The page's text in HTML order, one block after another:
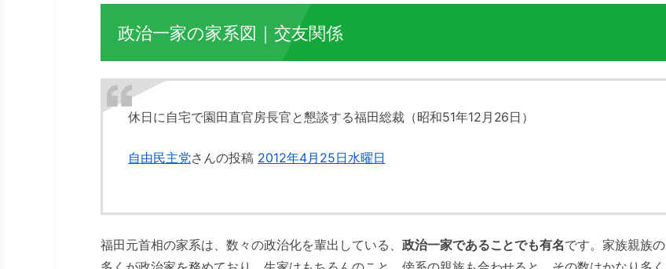
政治一家の家系図｜交友関係
休日に自宅で園田直官房長官と懇談する福田総裁（昭和51年12月26日）
自由民主党さんの投稿 2012年4月25日水曜日
福田元首相の家系は、数々の政治化を輩出している、 政治一家であることでも有名です。家族親族の